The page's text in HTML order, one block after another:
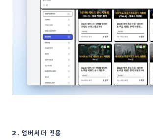
2 .앰버서더 전용